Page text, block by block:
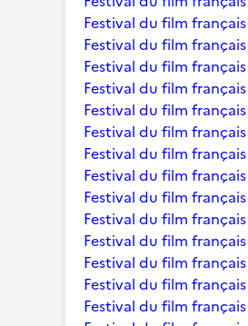
Festival du film français
Festival du film
Festival du film
Festival du film
Festival du film
Festival du film
Festival du film
Festival du film
Festival du film
Festival du film
Festival du film
Festival du film
Festival du film
Festival du film